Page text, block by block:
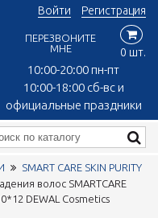
10:00-20:00 пн-пт
10:00-18:00 сб-вс и
официальные праздники
Войти Регистрация
ПЕРЕЗВОНИТЕ
МНЕ
0 шт.
SMART CARE SKIN PURITY
волос SMARTCARE
DEWAL Cosmetics